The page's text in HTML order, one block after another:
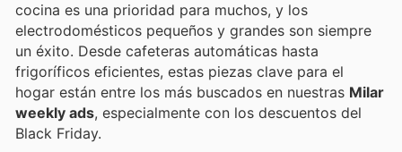
cocina es una prioridad para muchos, y los
electrodomésticos pequeños y grandes son siempre
un éxito. Desde cafeteras automáticas hasta
frigoríficos eficientes, estas piezas clave para el
hogar están entre los más buscados en nuestras Milar
weekly ads, especialmente con los descuentos del
Black Friday.